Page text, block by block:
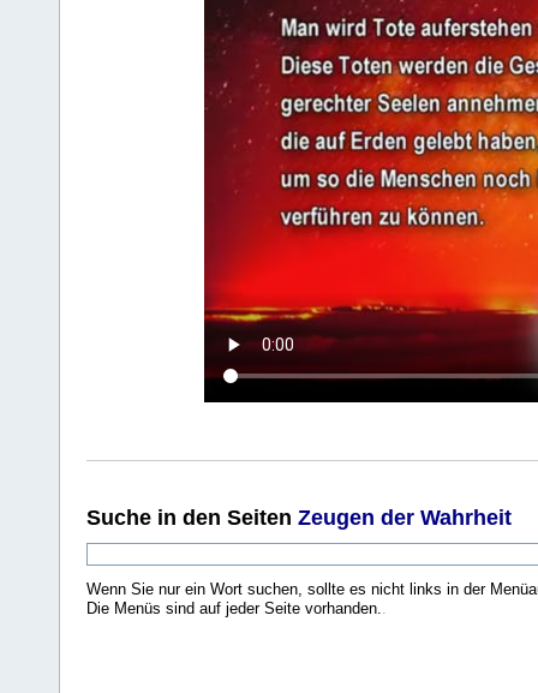
Suche in den Seiten Zeugen der Wahrheit
Wenn Sie nur ein Wort suchen, sollte es nicht links in der
Die Menüs sind auf jeder Seite vorhanden..